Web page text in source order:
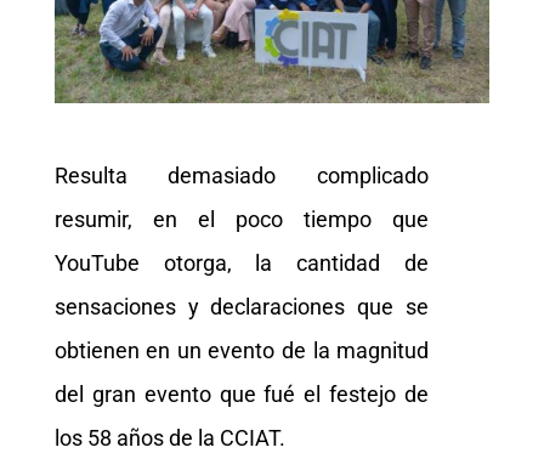
Resulta demasiado complicado
resumir, en el poco tiempo que
YouTube otorga, la cantidad de
sensaciones y declaraciones que se
obtienen en un evento de la magnitud
del gran evento que fué el festejo de
los 58 años de la CCIAT.